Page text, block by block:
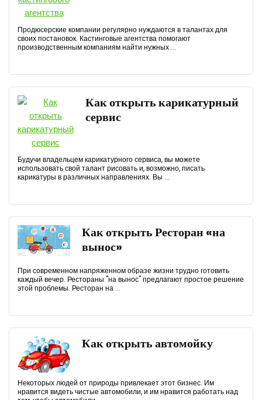
Продюсерские компании регулярно нуждаются в талантах для
своих постановок. Кастинговые агентства помогают
производственным компаниям найти нужных ...
Как открыть карикатурный
сервис
Будучи владельцем карикатурного сервиса, вы можете
использовать свой талант рисовать и, возможно, писать
карикатуры в различных направлениях. Вы ...
Как открыть Ресторан «на
вынос»
При современном напряженном образе жизни трудно готовить
каждый вечер. Рестораны "на вынос" предлагают простое решение
этой проблемы. Ресторан на ...
Как открыть автомойку
Некоторых людей от природы привлекает этот бизнес. Им
нравится видеть чистые автомобили, и им нравится работать над